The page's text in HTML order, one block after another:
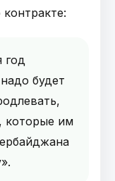
год
будет
которые им